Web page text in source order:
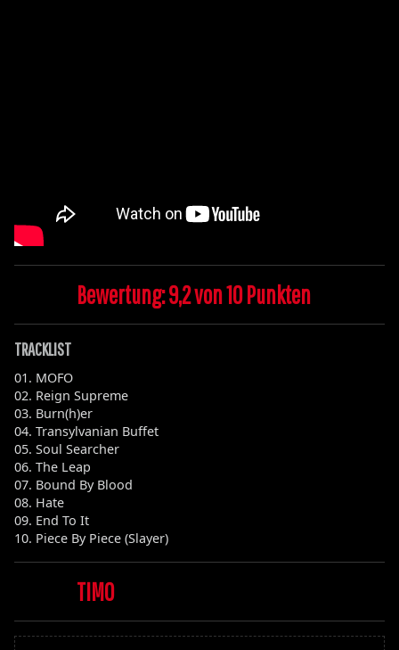
Bewertung: 9,2 von 10 Punkten
TRACKLIST
01. MOFO
02. Reign Supreme
03. Burn(h)er
04. Transylvanian Buffet
05. Soul Searcher
06. The Leap
07. Bound By Blood
08. Hate
09. End To It
10. Piece By Piece (Slayer)
TIMO